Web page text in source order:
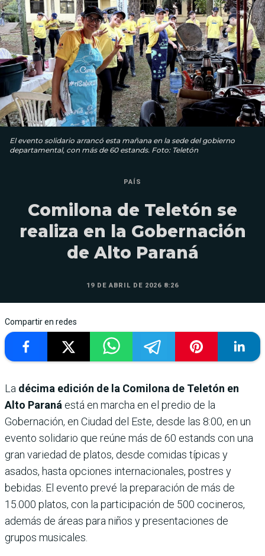
El evento solidario arrancó esta mañana en la sede del gobierno
departamental, con más de 60 estands. Foto: Teletón
PAÍS
Comilona de Teletón se
realiza en la Gobernación
de Alto Paraná
19 DE ABRIL DE 2026 8:26
Compartir en redes
La décima edición de la Comilona de Teletón en
Alto Paraná está en marcha en el predio de la
Gobernación, en Ciudad del Este, desde las 8:00, en un
evento solidario que reúne más de 60 estands con una
gran variedad de platos, desde comidas típicas y
asados, hasta opciones internacionales, postres y
bebidas. El evento prevé la preparación de más de
15.000 platos, con la participación de 500 cocineros,
además de áreas para niños y presentaciones de
grupos musicales.